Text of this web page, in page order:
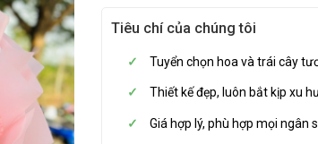
Tiêu chí của chúng tôi
Tuyển chọn hoa và trái cây
Thiết kế đẹp, luôn bắt kịp xu
Giá hợp lý, phù hợp mọi ngân